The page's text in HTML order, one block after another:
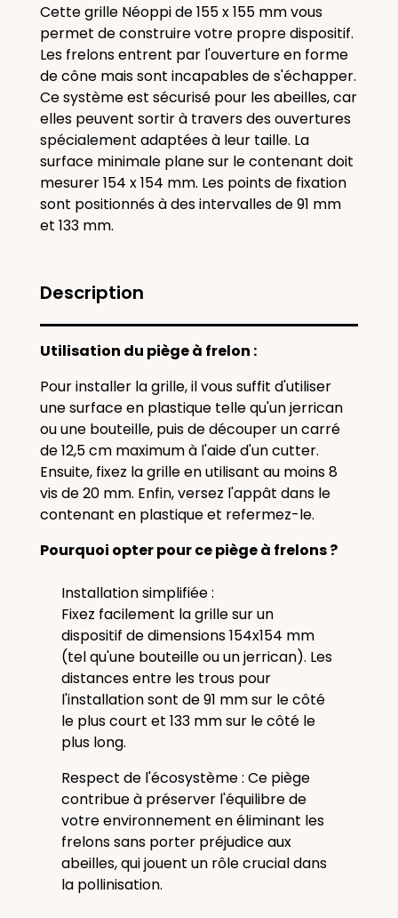
Cette grille Néoppi de 155 x 155 mm vous
permet de construire votre propre dispositif.
Les frelons entrent par l'ouverture en forme
de cône mais sont incapables de s'échapper.
Ce système est sécurisé pour les abeilles, car
elles peuvent sortir à travers des ouvertures
spécialement adaptées à leur taille. La
surface minimale plane sur le contenant doit
mesurer 154 x 154 mm. Les points de fixation
sont positionnés à des intervalles de 91 mm
et 133 mm.
Description
Utilisation du piège à frelon :
Pour installer la grille, il vous suffit d'utiliser
une surface en plastique telle qu'un jerrican
ou une bouteille, puis de découper un carré
de 12,5 cm maximum à l'aide d'un cutter.
Ensuite, fixez la grille en utilisant au moins 8
vis de 20 mm. Enfin, versez l'appât dans le
contenant en plastique et refermez-le.
Pourquoi opter pour ce piège à frelons ?
Installation simplifiée :
Fixez facilement la grille sur un
dispositif de dimensions 154x154 mm
(tel qu'une bouteille ou un jerrican). Les
distances entre les trous pour
l'installation sont de 91 mm sur le côté
le plus court et 133 mm sur le côté le
plus long.
Respect de l'écosystème : Ce piège
contribue à préserver l'équilibre de
votre environnement en éliminant les
frelons sans porter préjudice aux
abeilles, qui jouent un rôle crucial dans
la pollinisation.